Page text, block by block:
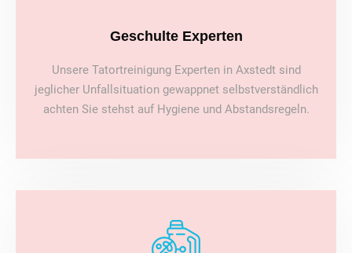
Geschulte Experten
Unsere Tatortreinigung Experten in Axstedt sind
jeglicher Unfallsituation gewappnet selbstverständlich
achten Sie stehst auf Hygiene und Abstandsregeln.